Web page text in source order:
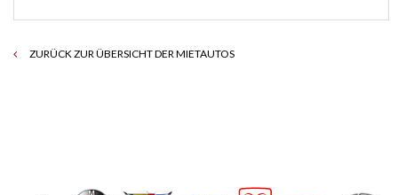
ZURÜCK ZUR ÜBERSICHT DER MIETAUTOS